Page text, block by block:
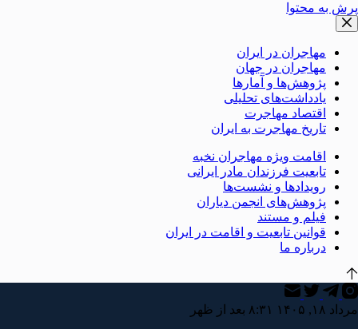
پرش به محتوا
مهاجران در ایران
مهاجران در جهان
پژوهش‌ها و آمارها
یادداشت‌های تحلیلی
اقتصاد مهاجرت
تاریخ مهاجرت به ایران
اقامت ویژه مهاجران نخبه
تابعیت فرزندان مادر ایرانی
رویدادها و نشست‌ها
پژوهش‌های انجمن دیاران
فیلم و مستند
قوانین تابعیت و اقامت در ایران
درباره ما
مرداد ۱۸, ۱۴۰۵ ۸:۳۱ بعد از ظهر